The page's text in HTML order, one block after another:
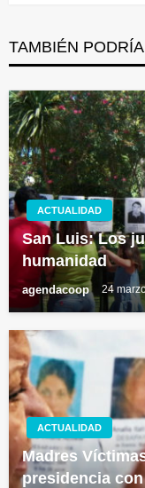
TAMBIÉN
ACTUALIDAD
San Luis: Los
humanidad
agendacoop 24
ACTUALIDAD
Madres
presidencia